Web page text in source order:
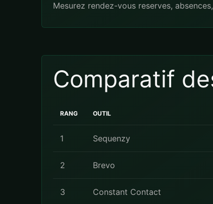
Mesurez rendez-vous reserves,
Comparatif
RANG OUTIL
1 Sequenzy
2 Brevo
3 Constant Contact